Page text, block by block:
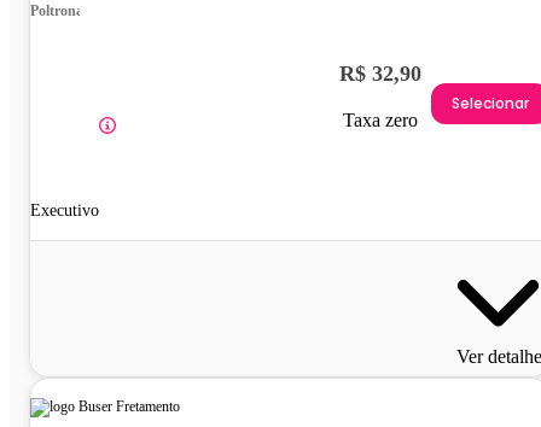
Poltrona
Executivo
R$ 32,90
Taxa zero
Selecionar
Ver